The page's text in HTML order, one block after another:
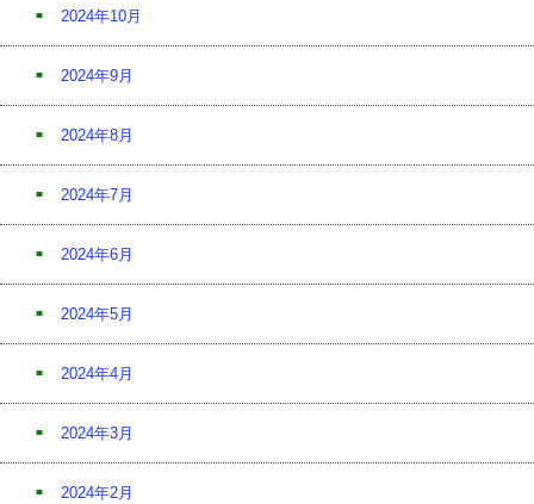
2024年10月
2024年9月
2024年8月
2024年7月
2024年6月
2024年5月
2024年4月
2024年3月
2024年2月